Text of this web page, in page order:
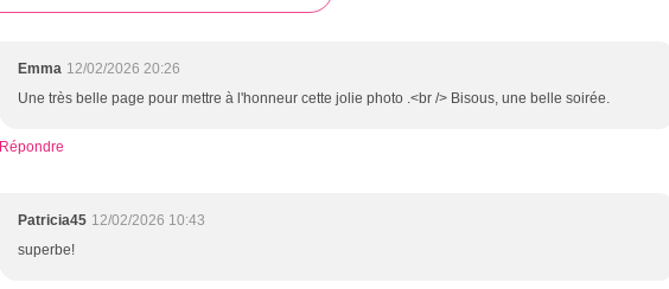
Emma 12/02/2026 20:26
Une très belle page pour mettre à l'honneur cette jolie photo .<br /> Bisous, une belle soirée.
Répondre
Patricia45 12/02/2026 10:43
superbe!